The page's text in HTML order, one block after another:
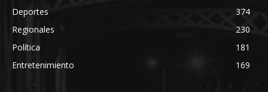
Deportes
374
Regionales
230
Política
181
Entretenimiento
169